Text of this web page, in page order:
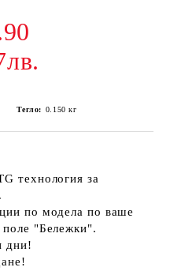
Тегло: 0.150 кг
технология за
по модела по ваше
"Бележки".
дни!